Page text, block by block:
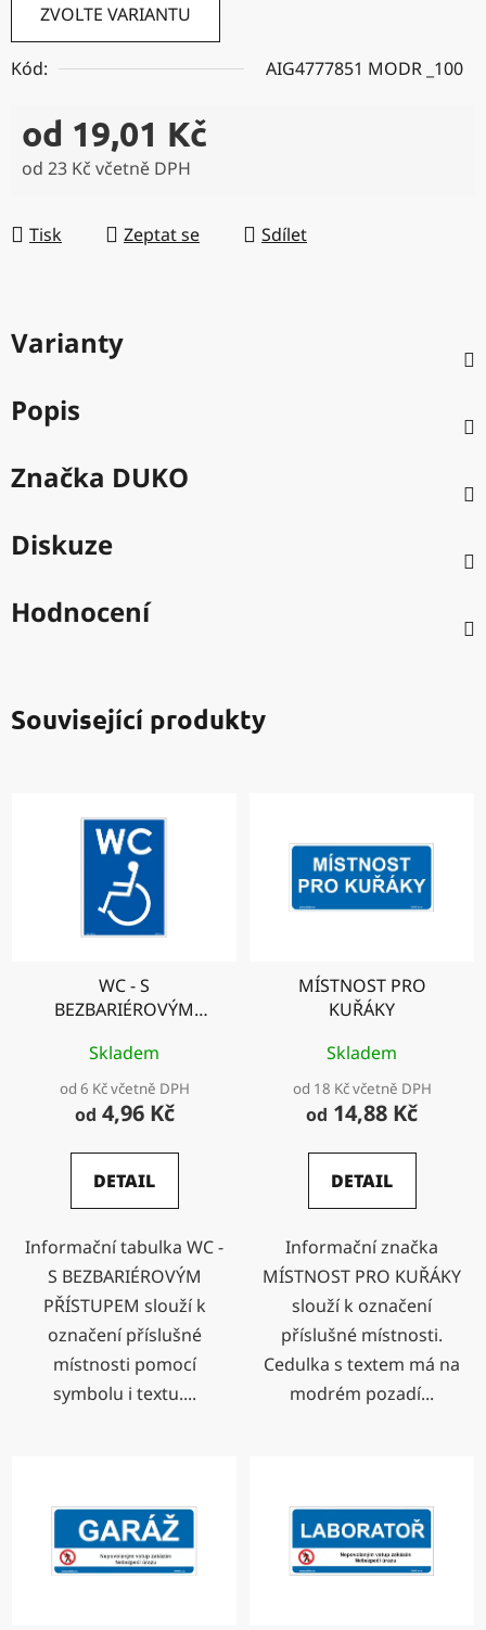
ZVOLTE VARIANTU
Kód: AIG4777851 MODR _100
od 19,01 Kč
od 23 Kč včetně DPH
Tisk
Zeptat se Sdílet
Varianty
Popis
Značka DUKO
Diskuze
Hodnocení
Související produkty
WC - S
BEZBARIÉROVÝM
Skladem
od 6 Kč včetně DPH
od 4,96 Kč
DETAIL
Informační tabulka WC -
S BEZBARIÉROVÝM
PŘÍSTUPEM slouží k
označení příslušné
místnosti pomocí
symbolu i textu....
MÍSTNOST PRO
KUŘÁKY
Skladem
od 18 Kč včetně DPH
od 14,88 Kč
DETAIL
Informační značka
MÍSTNOST PRO KUŘÁKY
slouží k označení
příslušné místnosti.
Cedulka s textem má na
modrém pozadí...